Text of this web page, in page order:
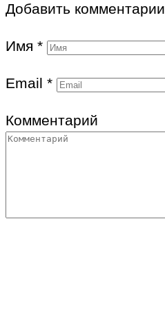
Добавить комментарии
Имя *
Email *
Комментарий